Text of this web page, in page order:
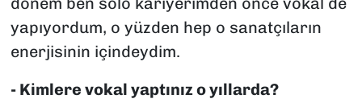
yapıyordum, o yüzden hep o sanatçıların
enerjisinin içindeydim.
- Kimlere vokal yaptınız o yıllarda?